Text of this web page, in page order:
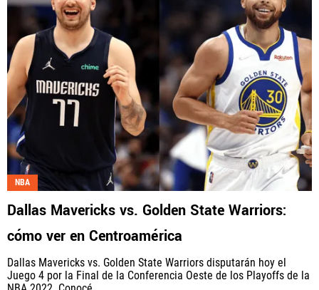
NBA
Dallas Mavericks vs. Golden State Warriors:
cómo ver en Centroamérica
Dallas Mavericks vs. Golden State Warriors disputarán hoy el
Juego 4 por la Final de la Conferencia Oeste de los Playoffs de la